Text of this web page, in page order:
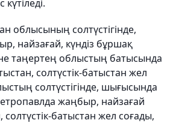
күтіледі.
облысының солтүстігінде,
найзағай, күндіз бұршақ
таңертең облыстың батысында
солтүстік-батыстан жел
солтүстігінде, шығысында
жаңбыр, найзағай
солтүстік-батыстан жел соғады,